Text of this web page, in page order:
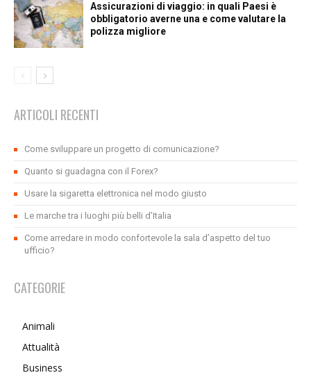
Assicurazioni di viaggio: in quali Paesi è
obbligatorio averne una e come valutare la
polizza migliore
ARTICOLI RECENTI
Come sviluppare un progetto di comunicazione?
Quanto si guadagna con il Forex?
Usare la sigaretta elettronica nel modo giusto
Le marche tra i luoghi più belli d’Italia
Come arredare in modo confortevole la sala d’aspetto del tuo
ufficio?
CATEGORIE
Animali
Attualità
Business